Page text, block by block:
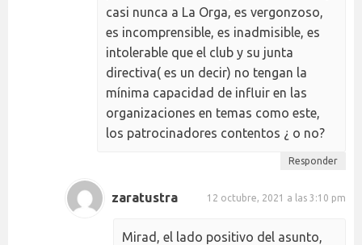
casi nunca a La Orga, es vergonzoso,
es incomprensible, es inadmisible, es
intolerable que el club y su junta
directiva( es un decir) no tengan la
mínima capacidad de influir en las
organizaciones en temas como este,
los patrocinadores contentos ¿ o no?
Responder
zaratustra 12 octubre, 2021 a las 3:10 pm
Mirad, el lado positivo del asunto,